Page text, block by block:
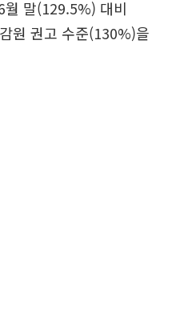
말(129.5%) 대비
원 권고 수준(130%)을